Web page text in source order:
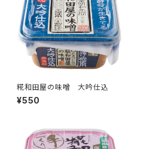
糀和田屋の味噌 大吟仕込
¥550